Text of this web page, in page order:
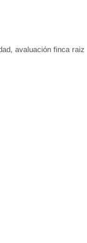
avaluación finca raiz